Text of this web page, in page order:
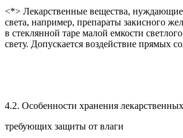
<*> Лекарственные вещества,
света, например, препараты закисного
в стеклянной таре малой емкости
свету. Допускается воздействие прямых
4.2. Особенности хранения
требующих защиты от влаги